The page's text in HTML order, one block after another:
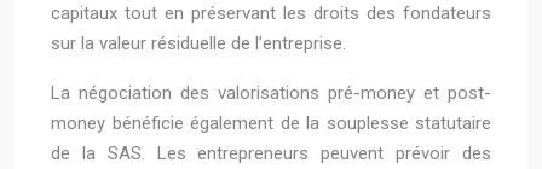
capitaux tout en préservant les droits des fondateurs
sur la valeur résiduelle de l’entreprise.
La négociation des valorisations pré-money et post-
money bénéficie également de la souplesse statutaire
de la SAS. Les entrepreneurs peuvent prévoir des